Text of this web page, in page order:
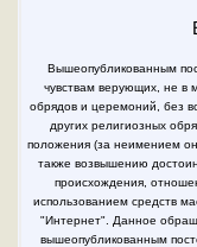
Вышеопубликованным
чувствам верующих, не в
обрядов и церемоний, без
других религиозных
положения (за неимением
также возвышению
происхождения,
использованием средств
"Интернет". Данное
вышеопубликованным